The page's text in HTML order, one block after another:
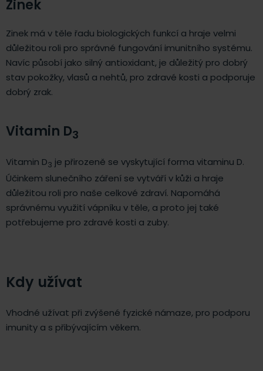
Zinek
Zinek má v těle řadu biologických funkcí a hraje velmi
důležitou roli pro správné fungování imunitního systému.
Navíc působí jako silný antioxidant, je důležitý pro dobrý
stav pokožky, vlasů a nehtů, pro zdravé kosti a podporuje
dobrý zrak.
Vitamin D3
Vitamin D3 je přirozeně se vyskytující forma vitaminu D.
Účinkem slunečního záření se vytváří v kůži a hraje
důležitou roli pro naše celkové zdraví. Napomáhá
správnému využití vápníku v těle, a proto jej také
potřebujeme pro zdravé kosti a zuby.
Kdy užívat
Vhodné užívat při zvýšené fyzické námaze, pro podporu
imunity a s přibývajícím věkem.